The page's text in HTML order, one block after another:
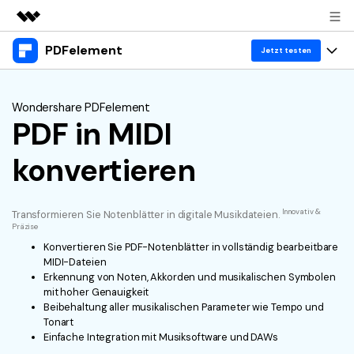
Top-Produkte
Dienstprogramme
Überblick
Lösungen
Über uns
Presseraum
Shop
Support
PDFelement Jetzt testen
Desktop
PDFelement für Windows
Mobile App
PDFelement für iPhone/iPad
PDFelement für Android
Cloud
Lösungen
Benutzer im Bildungswesen
PDF erstellen
PDF kombinieren
PDF drucken
Ressourcen
Heiße Themen
How-Tos
Mac-Software
OCR PDF Tipps
Business
KMU von 1-10p
10p+ Unternehmen
Jetzt kaufen Anmelden
Wondershare PDFelement
PDF in MIDI
konvertieren
Transformieren Sie Notenblätter in digitale Musikdateien. Innovativ &
Präzise
Konvertieren Sie PDF-Notenblätter in vollständig bearbeitbare
MIDI-Dateien
Erkennung von Noten, Akkorden und musikalischen Symbolen
mit hoher Genauigkeit
Beibehaltung aller musikalischen Parameter wie Tempo und
Tonart
Einfache Integration mit Musiksoftware und DAWs